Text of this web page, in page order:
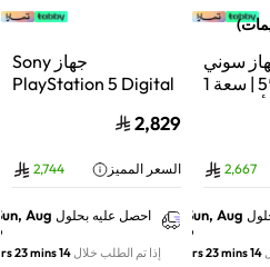
)
سوني
بلايستيشن®5 | سعة 1
تيرابايت SSD | أداء فائق
| تتبع
2116A01Y
2,667
Sun, Aug
9
14 hrs 23 mins
جهاز Sony
PlayStation 5 Digital
825 جيجابايت مع وحدة
DualSense Wireless
Controller لاسلكية –
أبيض
2,829
السعر المميز 2,744
احصل عليه بحلول Sun, Aug
9
إذا تم الطلب خلال14 hrs 23 mins